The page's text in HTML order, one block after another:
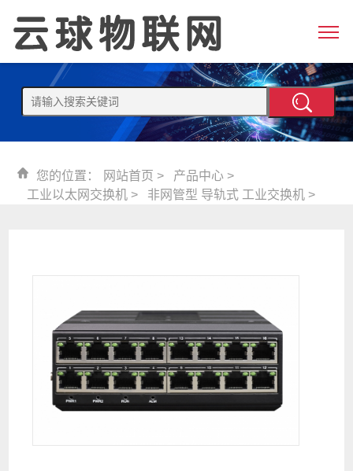
您的位置： 网站首页 > 产品中心 >
工业以太网交换机 > 非网管型 导轨式 工业交换机 >